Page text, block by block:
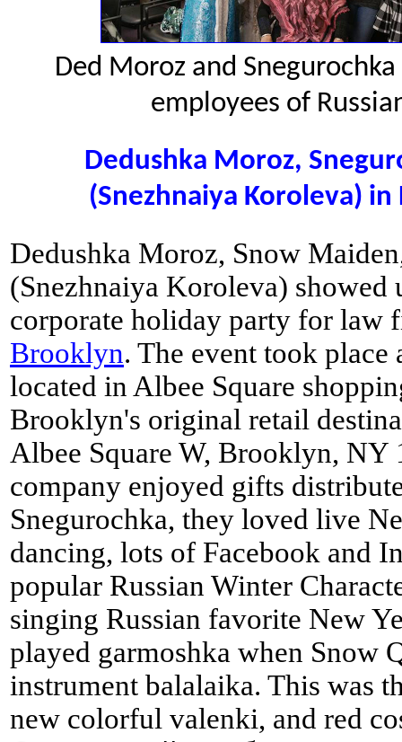
Ded Moroz and
employees of
Dedushka Moroz,
(Snezhnaiya Koroleva)
Dedushka Moroz, Snow
(Snezhnaiya Koroleva)
corporate holiday party for law
Brooklyn. The event took place
located in Albee Square
Brooklyn's original retail
Albee Square W, Brooklyn, NY
company enjoyed gifts
Snegurochka, they loved live
dancing, lots of Facebook and
popular Russian Winter
singing Russian favorite New
played garmoshka when Snow
instrument balalaika. This was
new colorful valenki, and red